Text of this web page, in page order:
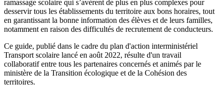
ramassage scolaire qui s’avèrent de plus en plus complexes pour
desservir tous les établissements du territoire aux bons horaires, tout
en garantissant la bonne information des élèves et de leurs familles,
notamment en raison des difficultés de recrutement de conducteurs.
Ce guide, publié dans le cadre du plan d'action interministériel
Transport scolaire lancé en août 2022, résulte d'un travail
collaboratif entre tous les partenaires concernés et animés par le
ministère de la Transition écologique et de la Cohésion des
territoires.